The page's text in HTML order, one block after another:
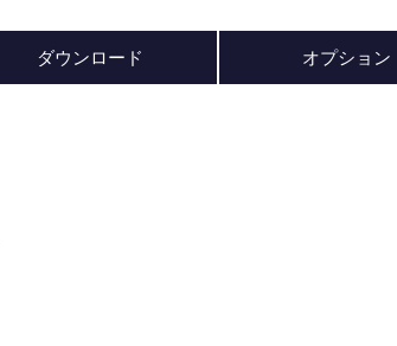
ダウンロード オプション